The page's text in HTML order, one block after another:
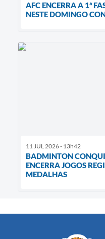
AFC ENCERRA A 1ª
NESTE DOMINGO
11 JUL 2026 - 13h42
BADMINTON
ENCERRA JOGOS
MEDALHAS